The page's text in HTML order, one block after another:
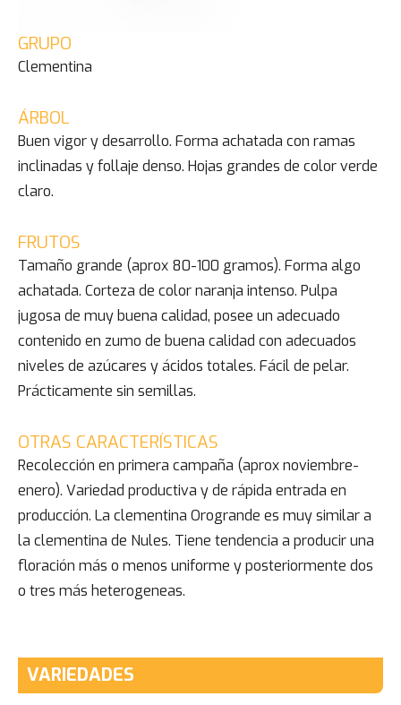
GRUPO
Clementina
ÁRBOL
Buen vigor y desarrollo. Forma achatada con ramas
inclinadas y follaje denso. Hojas grandes de color verde
claro.
FRUTOS
Tamaño grande (aprox 80-100 gramos). Forma algo
achatada. Corteza de color naranja intenso. Pulpa
jugosa de muy buena calidad, posee un adecuado
contenido en zumo de buena calidad con adecuados
niveles de azúcares y ácidos totales. Fácil de pelar.
Prácticamente sin semillas.
OTRAS CARACTERÍSTICAS
Recolección en primera campaña (aprox noviembre-
enero). Variedad productiva y de rápida entrada en
producción. La clementina Orogrande es muy similar a
la clementina de Nules. Tiene tendencia a producir una
floración más o menos uniforme y posteriormente dos
o tres más heterogeneas.
VARIEDADES